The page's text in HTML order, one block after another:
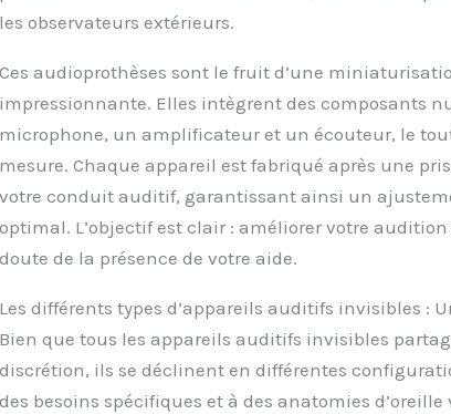
les observateurs extérieurs.
Ces audioprothèses sont le fruit d’une
impressionnante. Elles intègrent des composants
microphone, un amplificateur et un écouteur, le
mesure. Chaque appareil est fabriqué après une
votre conduit auditif, garantissant ainsi un
optimal. L’objectif est clair : améliorer votre
doute de la présence de votre aide.
Les différents types d’appareils auditifs invisibles :
Bien que tous les appareils auditifs invisibles
discrétion, ils se déclinent en différentes
des besoins spécifiques et à des anatomies d’oreille